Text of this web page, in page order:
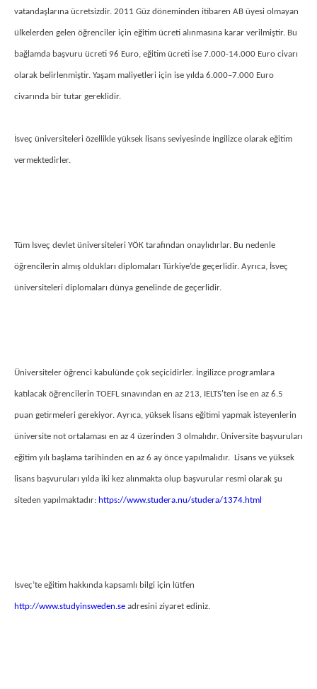
vatandaşlarına ücretsizdir. 2011 Güz döneminden itibaren AB üyesi olmayan
ülkelerden gelen öğrenciler için eğitim ücreti alınmasına karar verilmiştir. Bu
bağlamda başvuru ücreti 96 Euro, eğitim ücreti ise 7.000-14.000 Euro civarı
olarak belirlenmiştir. Yaşam maliyetleri için ise yılda 6.000–7.000 Euro
civarında bir tutar gereklidir.
İsveç üniversiteleri özellikle yüksek lisans seviyesinde İngilizce olarak eğitim
vermektedirler.
Tüm İsveç devlet üniversiteleri YÖK tarafından onaylıdırlar. Bu nedenle
öğrencilerin almış oldukları diplomaları Türkiye’de geçerlidir. Ayrıca, İsveç
üniversiteleri diplomaları dünya genelinde de geçerlidir.
Üniversiteler öğrenci kabulünde çok seçicidirler. İngilizce programlara
katılacak öğrencilerin TOEFL sınavından en az 213, IELTS'ten ise en az 6.5
puan getirmeleri gerekiyor. Ayrıca, yüksek lisans eğitimi yapmak isteyenlerin
üniversite not ortalaması en az 4 üzerinden 3 olmalıdır. Üniversite başvuruları
eğitim yılı başlama tarihinden en az 6 ay önce yapılmalıdır. Lisans ve yüksek
lisans başvuruları yılda iki kez alınmakta olup başvurular resmi olarak şu
siteden yapılmaktadır: https://www.studera.nu/studera/1374.html
İsveç’te eğitim hakkında kapsamlı bilgi için lütfen
http://www.studyinsweden.se adresini ziyaret ediniz.